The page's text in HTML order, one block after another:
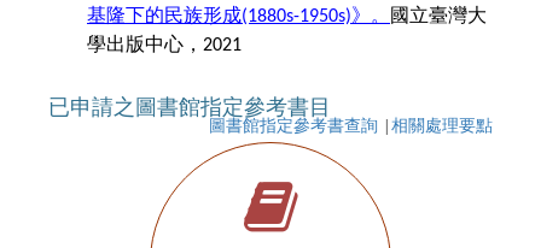
基隆下的民族形成(1880s-1950s)》 。
國立臺灣大
學出版中心， 2021
已申請之圖書館指定參考書目
圖書館指定參考書查詢 |相關處理要點